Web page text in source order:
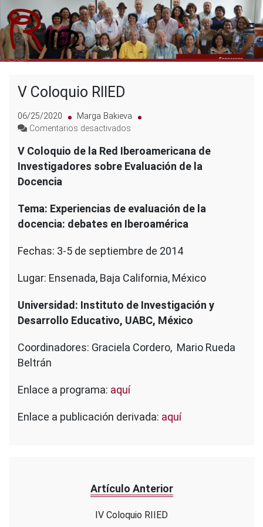
Saltar
al
contenido
Riied
V Coloquio RIIED
06/25/2020
Marga Bakieva
Comentarios desactivados
Coloquio
RIIED
V Coloquio de la Red Iberoamericana de
Investigadores sobre Evaluación de la
Docencia
Tema: Experiencias de evaluación de la
docencia: debates en Iberoamérica
Fechas: 3-5 de septiembre de 2014
Lugar: Ensenada, Baja California, México
Universidad: Instituto de Investigación y
Desarrollo Educativo, UABC, México
Coordinadores: Graciela Cordero, Mario Rueda
Beltrán
Enlace a programa: aquí
Enlace a publicación derivada: aquí
Artículo Anterior
IV Coloquio RIIED